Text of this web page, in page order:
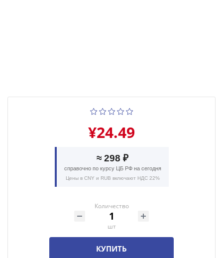
¥24.49
≈ 298 ₽
справочно по курсу ЦБ РФ на сегодня
Цены в CNY и RUB включают НДС 22%
Количество
шт
КУПИТЬ